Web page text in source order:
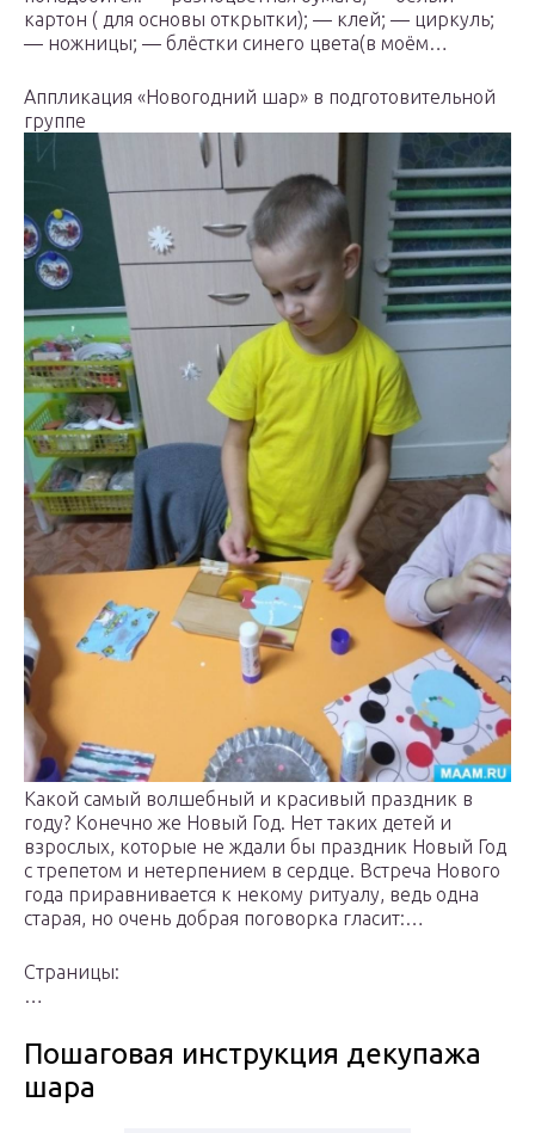
картон ( для основы открытки); — клей; — циркуль;
— ножницы; — блёстки синего цвета(в моём…
Аппликация «Новогодний шар» в подготовительной
группе
Какой самый волшебный и красивый праздник в
году? Конечно же Новый Год. Нет таких детей и
взрослых, которые не ждали бы праздник Новый Год
с трепетом и нетерпением в сердце. Встреча Нового
года приравнивается к некому ритуалу, ведь одна
старая, но очень добрая поговорка гласит:…
Страницы:
…
Пошаговая инструкция декупажа
шара